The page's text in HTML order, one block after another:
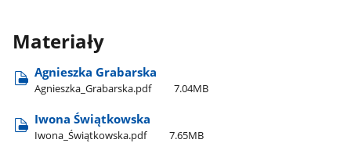
Materiały
Agnieszka Grabarska
Agnieszka​_Grabarska.pdf 7.04MB
Iwona Świątkowska
Iwona​_Świątkowska.pdf 7.65MB